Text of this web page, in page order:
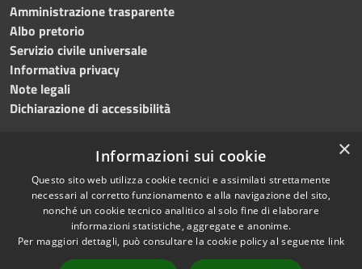
Amministrazione trasparente
Albo pretorio
Servizio civile universale
Informativa privacy
Note legali
Dichiarazione di accessibilità
RSS
Accessibilità
Cookie
Mappa del sito
Copyright © 2023 •
Comune di Noicàttaro
Powered byMunicipium
Redazione•Portale
dipendente
×
Informazioni sui cookie
Questo sito web utilizza cookie tecnici e assimilati strettamente
necessari al corretto funzionamento e alla navigazione del sito,
nonché un cookie tecnico analitico al solo fine di elaborare
informazioni statistiche, aggregate e anonime.
Per maggiori dettagli, può consultare la cookie policy al seguente link